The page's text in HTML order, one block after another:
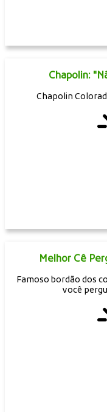
Chapolin:
Chapolin
Melhor Cê
Famoso bordão dos
você